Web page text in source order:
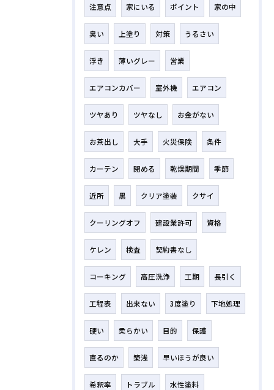
注意点 家にいる ポイント 家の中
臭い 上塗り 対策 うるさい
浮き 薄いグレー 営業
エアコンカバー 室外機 エアコン
ツヤあり ツヤなし お金がない
お茶出し 大手 火災保険 条件
カーテン 閉める 乾燥期間 季節
近所 黒 クリア塗装 クサイ
クーリングオフ 建設業許可 資格
ケレン 検査 契約書なし
コーキング 高圧洗浄 工期 長引く
工程表 出来ない 3度塗り 下地処理
硬い 柔らかい 目的 保護
直るのか 築浅 早いほうが良い
希釈率 トラブル 水性塗料